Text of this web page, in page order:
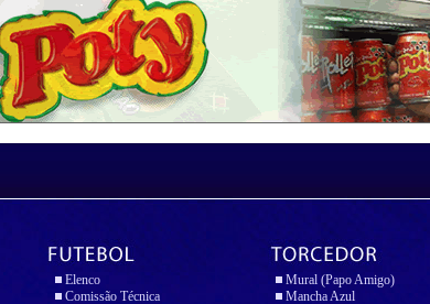
Elenco
Comissão Técnica
Mural (Papo Amigo)
Mancha Azul